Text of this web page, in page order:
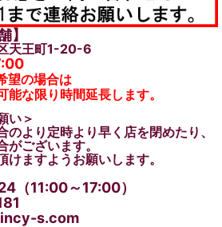
】
天王町1-20-6
望の場合は
な限り時間延長します。
い＞
のより定時より早く店を閉めたり、
ございます。
ますようお願いします。
11:00～17:00）
s.com